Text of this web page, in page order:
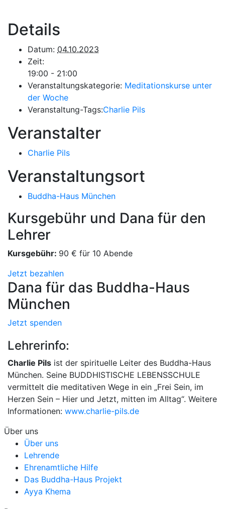
Details
Datum: 04.10.2023
Zeit:
19:00 - 21:00
Veranstaltungskategorie: Meditationskurse unter
der Woche
Veranstaltung-Tags:Charlie Pils
Veranstalter
Charlie Pils
Veranstaltungsort
Buddha-Haus München
Kursgebühr und Dana für den
Lehrer
Kursgebühr: 90 € für 10 Abende
Jetzt bezahlen
Dana für das Buddha-Haus
München
Jetzt spenden
Lehrerinfo:
Charlie Pils ist der spirituelle Leiter des Buddha-Haus
München. Seine BUDDHISTISCHE LEBENSSCHULE
vermittelt die meditativen Wege in ein „Frei Sein, im
Herzen Sein – Hier und Jetzt, mitten im Alltag“. Weitere
Informationen: www.charlie-pils.de
Über uns
Über uns
Lehrende
Ehrenamtliche Hilfe
Das Buddha-Haus Projekt
Ayya Khema